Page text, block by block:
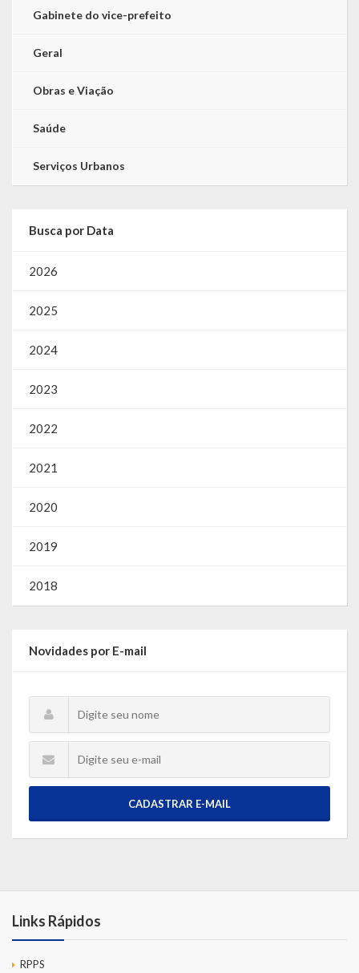
Gabinete do vice-prefeito
Geral
Obras e Viação
Saúde
Serviços Urbanos
Busca por Data
2026
2025
2024
2023
2022
2021
2020
2019
2018
Novidades por E-mail
CADASTRAR E-MAIL
Links Rápidos
RPPS